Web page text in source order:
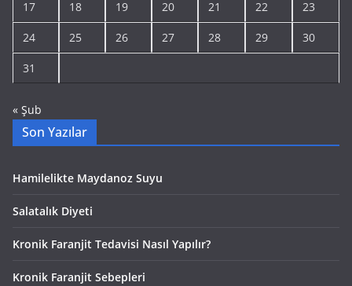
17 18 19 20 21 22 23
24 25 26 27 28 29 30
31
« Şub
Son Yazılar
Hamilelikte Maydanoz Suyu
Salatalık Diyeti
Kronik Faranjit Tedavisi Nasıl Yapılır?
Kronik Faranjit Sebepleri